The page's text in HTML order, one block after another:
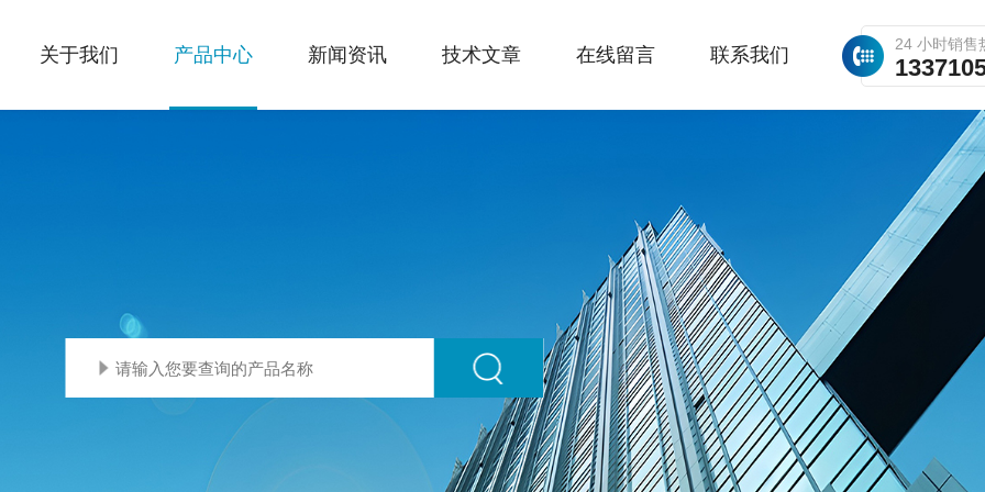
24 小时销售
关于我们 产品中心 新闻资讯 技术文章 在线留言 联系我们